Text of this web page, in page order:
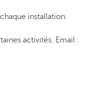
installation.
activités. Email :